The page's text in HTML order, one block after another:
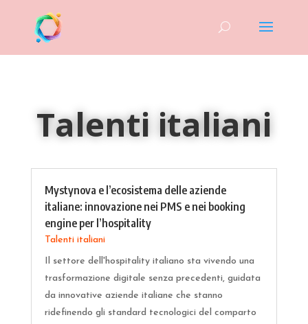
Talenti italiani
Mystynova e l’ecosistema delle aziende
italiane: innovazione nei PMS e nei booking
engine per l’hospitality
Talenti italiani
Il settore dell'hospitality italiano sta vivendo una
trasformazione digitale senza precedenti, guidata
da innovative aziende italiane che stanno
ridefinendo gli standard tecnologici del comparto